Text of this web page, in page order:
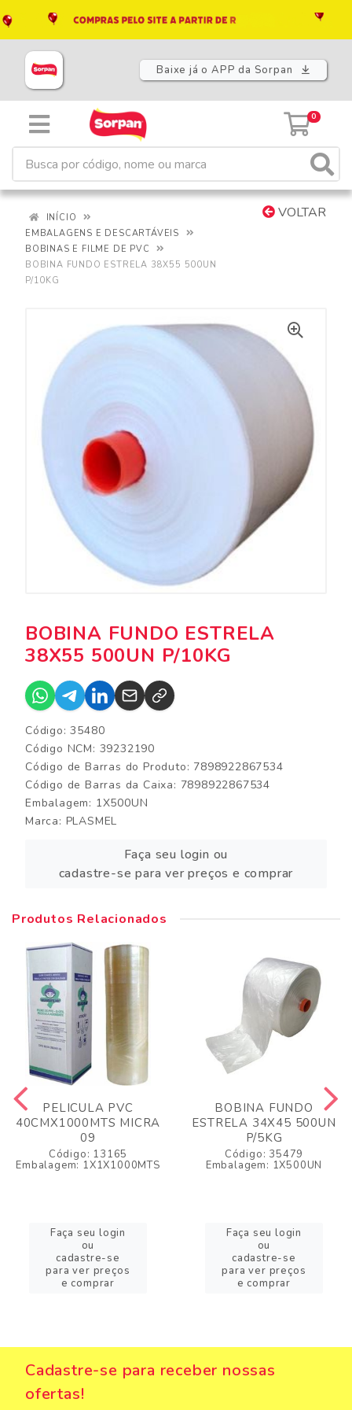
Baixe já o APP da Sorpan
0
VOLTAR
INÍCIO
EMBALAGENS E DESCARTÁVEIS
BOBINAS E FILME DE PVC
BOBINA FUNDO ESTRELA 38X55 500UN
P/10KG
BOBINA FUNDO ESTRELA
38X55 500UN P/10KG
Código: 35480
Código NCM: 39232190
Código de Barras do Produto: 7898922867534
Código de Barras da Caixa: 7898922867534
Embalagem: 1X500UN
Marca: PLASMEL
Faça seu login ou
cadastre-se para ver preços e comprar
Produtos Relacionados
PELICULA PVC
40CMX1000MTS MICRA
09
Código: 13165
Embalagem: 1X1X1000MTS
Faça seu login
ou
cadastre-se
para ver preços
e comprar
BOBINA FUNDO
ESTRELA 34X45 500UN
P/5KG
Código: 35479
Embalagem: 1X500UN
Faça seu login
ou
cadastre-se
para ver preços
e comprar
Cadastre-se para receber nossas
ofertas!